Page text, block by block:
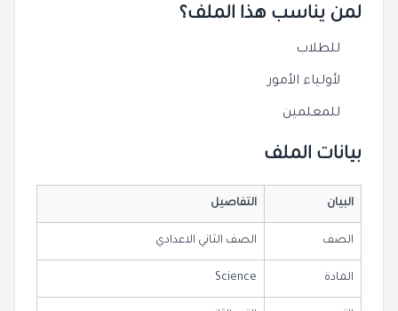
لمن يناسب هذا الملف؟
للطلاب
لأولياء الأمور
للمعلمين
بيانات الملف
البيان التفاصيل
الصف الصف الثاني الاعدادي
المادة Science